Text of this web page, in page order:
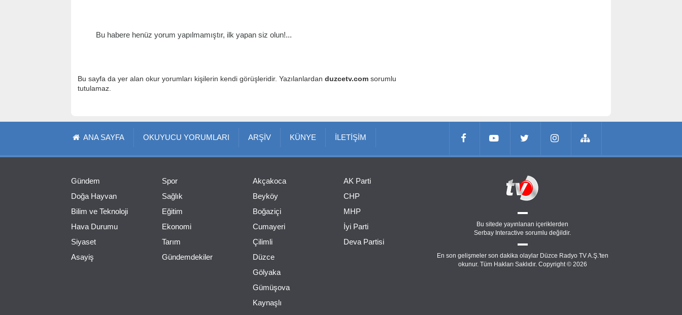
Bu habere henüz yorum yapılmamıştır, ilk yapan siz olun!...
Bu sayfa da yer alan okur yorumları kişilerin kendi görüşleridir. Yazılanlardan duzcetv.com sorumlu
tutulamaz.
ANA SAYFA OKUYUCU YORUMLARI ARŞİV KÜNYE İLETİŞİM
Gündem
Doğa Hayvan
Bilim ve Teknoloji
Hava Durumu
Siyaset
Asayiş
Spor
Sağlık
Eğitim
Ekonomi
Tarım
Gündemdekiler
Akçakoca
Beyköy
Boğaziçi
Cumayeri
Çilimli
Düzce
Gölyaka
Gümüşova
Kaynaşlı
AK Parti
CHP
MHP
İyi Parti
Deva Partisi
Bu sitede yayınlanan içeriklerden
Serbay Interactive sorumlu değildir.
En son gelişmeler son dakika olaylar Düzce Radyo TV A.Ş.'ten
okunur. Tüm Hakları Saklıdır. Copyright © 2026